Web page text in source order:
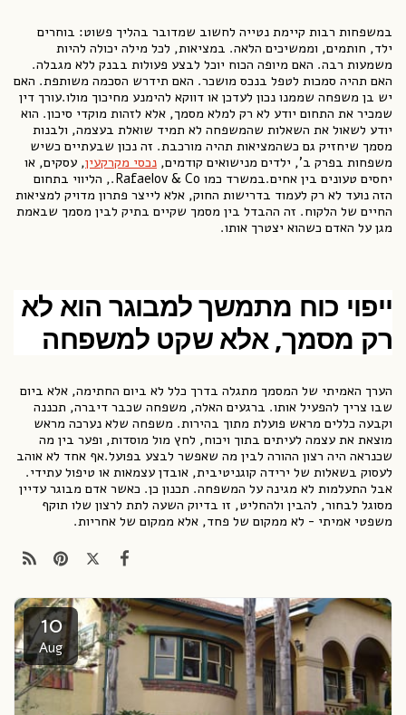
במשפחות רבות קיימת נטייה לחשוב שמדובר בהליך פשוט: בוחרים
ילד, חותמים, וממשיכים הלאה. במציאות, לכל מילה יכולה להיות
משמעות רבה. האם מיופה הכוח יוכל לבצע פעולות בבנק ללא מגבלה.
האם תהיה סמכות לטפל בנכס מושכר. האם תידרש הסכמה משותפת. האם
יש בן משפחה שממנו נכון לעדכן או דווקא להימנע מחיכוך מולו.עורך דין
שמכיר את התחום יודע לא רק למלא מסמך, אלא לזהות מוקדי סיכון. הוא
יודע לשאול את השאלות שהמשפחה לא תמיד שואלת בעצמה, ולבנות
מסמך שיחזיק גם כשהמציאות תהיה מורכבת. זה נכון שבעתיים כשיש
משפחות בפרק ב', ילדים מנישואים קודמים, נכסי מקרקעין, עסקים, או
יחסים טעונים בין אחים.במשרד כמו Rafaelov & Co., הליווי בתחום
הזה נועד לא רק לעמוד בדרישות החוק, אלא לייצר פתרון מדויק למציאות
החיים של הלקוח. זה ההבדל בין מסמך שקיים בתיק לבין מסמך שבאמת
מגן על האדם כשהוא יצטרך אותו.
ייפוי כוח מתמשך למבוגר הוא לא
רק מסמך, אלא שקט למשפחה
הערך האמיתי של המסמך מתגלה בדרך כלל לא ביום החתימה, אלא ביום
שבו צריך להפעיל אותו. ברגעים האלה, משפחה שכבר דיברה, תכננה
וקבעה כללים מראש פועלת מתוך בהירות. משפחה שלא נערכה מראש
מוצאת את עצמה לעיתים בתוך ויכוח, לחץ מול מוסדות, ופער בין מה
שכנראה היה רצון ההורה לבין מה שאפשר לבצע בפועל.אף אחד לא אוהב
לעסוק בשאלות של ירידה קוגניטיבית, אובדן עצמאות או טיפול עתידי.
אבל התעלמות לא מגינה על המשפחה. תכנון כן. כאשר אדם מבוגר עדיין
מסוגל לבחור, להבין ולהחליט, זו בדיוק השעה לתת לרצון שלו תוקף
משפטי אמיתי - לא ממקום של פחד, אלא ממקום של אחריות.
10
Aug